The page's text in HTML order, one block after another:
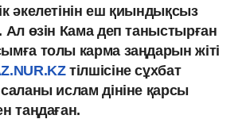
әкелетінін еш қиындықсыз
Ал өзін Кама деп таныстырған
толы карма заңдарын жіті
тілшісіне сұхбат
ислам дініне қарсы
таңдаған.